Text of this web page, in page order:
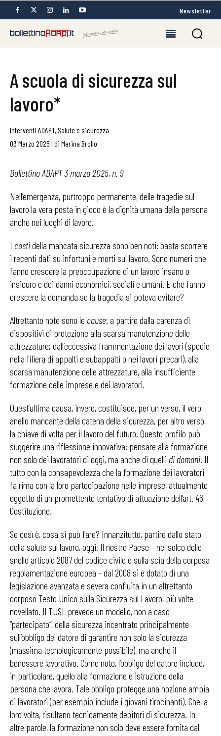
Newsletter
A scuola di sicurezza sul
lavoro*
Interventi ADAPT, Salute e sicurezza
03 Marzo 2025 | di Marina Brollo
Bollettino ADAPT 3 marzo 2025, n. 9
Nell’emergenza, purtroppo permanente, delle tragedie sul
lavoro la vera posta in gioco è la dignità umana della persona
anche nei luoghi di lavoro.
I costidella mancata sicurezza sono ben noti: basta scorrere
i recenti dati su infortuni e morti sul lavoro. Sono numeri che
fanno crescere la preoccupazione di un lavoro insano o
insicuro e dei danni economici, sociali e umani. E che fanno
crescere la domanda se la tragedia si poteva evitare?
Altrettanto note sono le cause: a partire dalla carenza di
dispositivi di protezione alla scarsa manutenzione delle
attrezzature; dall’eccessiva frammentazione dei lavori (specie
nella filiera di appalti e subappalti o nei lavori precari), alla
scarsa manutenzione delle attrezzature, alla insufficiente
formazione delle imprese e dei lavoratori.
Quest’ultima causa, invero, costituisce, per un verso, il vero
anello mancante della catena della sicurezza, per altro verso,
la chiave di volta per il lavoro del futuro. Questo profilo può
suggerire una riflessione innovativa: pensare alla formazione
non solo dei lavoratori di oggi, ma anche di quelli di domani. Il
tutto con la consapevolezza che la formazione dei lavoratori
fa rima con la loro partecipazione nelle imprese, attualmente
oggetto di un promettente tentativo di attuazione dell’art. 46
Costituzione.
Se così è, cosa si può fare? Innanzitutto, partire dallo stato
della salute sul lavoro, oggi. Il nostro Paese – nel solco dello
snello articolo 2087 del codice civile e sulla scia della corposa
regolamentazione europea – dal 2008 si è dotato di una
legislazione avanzata e severa confluita in un altrettanto
corposo Testo Unico sulla Sicurezza sul Lavoro, più volte
novellato. Il TUSL prevede un modello, non a caso
“partecipato”, della sicurezza incentrato principalmente
sull’obbligo del datore di garantire non solo la sicurezza
(massima tecnologicamente possibile), ma anche il
benessere lavorativo. Come noto, l’obbligo del datore include,
in particolare, quello alla formazione e istruzione della
persona che lavora. Tale obbligo protegge una nozione ampia
di lavoratori (per esempio include i giovani tirocinanti). Che, a
loro volta, risultano tecnicamente debitori di sicurezza. In
altre parole, la formazione non solo deve essere fornita dal